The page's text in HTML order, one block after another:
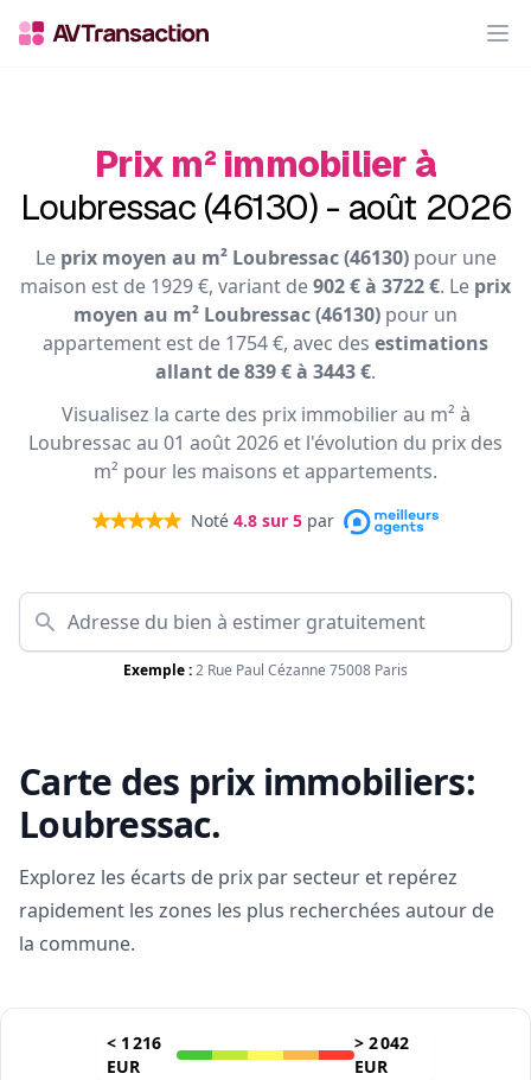
Prix m² immobilier à
Loubressac (46130) - août 2026
Le prix moyen au m² Loubressac (46130)pour une
maison est de 1929 €, variant de902 € à 3722 €. Le prix
moyen au m² Loubressac (46130) pour un
appartement est de 1754 €, avec des estimations
allant de 839 € à 3443 €.
Visualisez la carte des prix immobilier au m² à
Loubressac au 01 août 2026 et l'évolution du prix des
m² pour les maisons et appartements.
Noté 4.8 sur 5 par
Exemple :2 Rue Paul Cézanne 75008 Paris
Carte des prix immobiliers:
Loubressac.
Explorez les écarts de prix par secteur et repérez
rapidement les zones les plus recherchées autour de
la commune.
< 1 216
EUR
> 2 042
EUR